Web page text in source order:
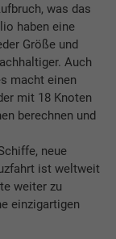
was das
haben eine
Größe und
Auch
macht einen
mit 18 Knoten
berechnen und
neue
ist weltweit
weiter zu
einzigartigen